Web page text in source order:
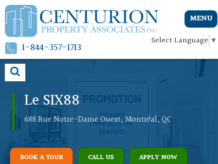
1-844-357-1713 Select Language ▼
MENU
Le SIX88
688 Rue Notre-Dame Ouest, Montréal, QC
BOOK A TOUR CALL US APPLY NOW